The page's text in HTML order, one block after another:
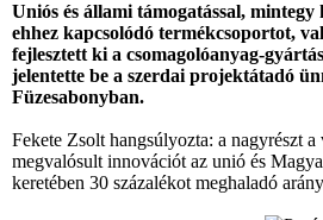
Uniós és állami támogatással,
ehhez kapcsolódó termékcsoportot,
fejlesztett ki a csomagolóanyag-
jelentette be a szerdai projektátadó
Füzesabonyban.
Fekete Zsolt hangsúlyozta: a nagyrészt
megvalósult innovációt az unió és
keretében 30 százalékot meghaladó